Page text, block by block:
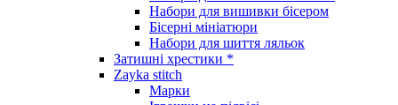
Набори для вишивки бісером
Бісерні мініатюри
Набори для шиття ляльок
Затишні хрестики *
Zayka stitch
Марки